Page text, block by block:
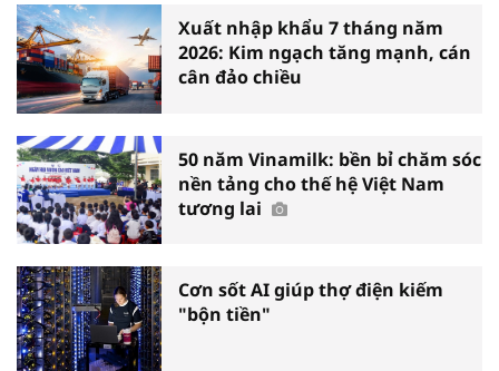
Xuất nhập khẩu 7 tháng năm
2026: Kim ngạch tăng mạnh, cán
cân đảo chiều
50 năm Vinamilk: bền bỉ chăm sóc
nền tảng cho thế hệ Việt Nam
tương lai
Cơn sốt AI giúp thợ điện kiếm
"bộn tiền"